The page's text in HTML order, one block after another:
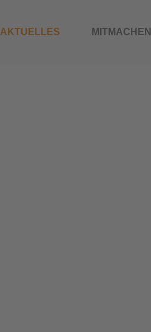
AKTUELLES MITMACHEN